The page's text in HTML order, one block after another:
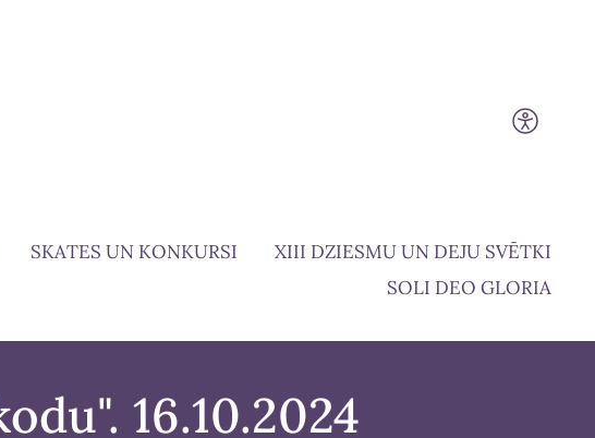
SKATES UN KONKURSI
XIII DZIESMU UN DEJU SVĒTKI
SOLI DEO GLORIA
16.10.2024